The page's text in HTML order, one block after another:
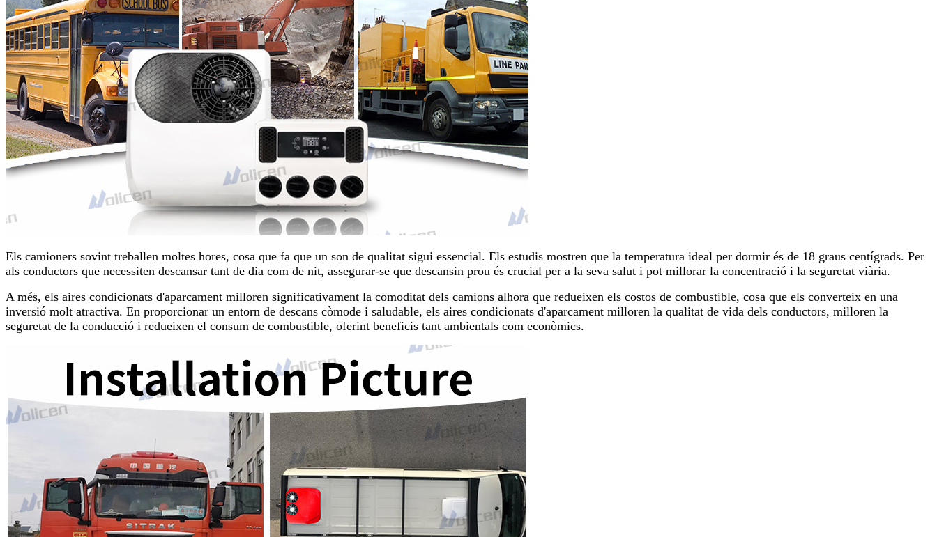
Els camioners sovint treballen moltes hores, cosa que fa que un son de qualitat sigui essencial. Els estudis mostren que la temperatura ideal per dormir és de 18 graus centígrads. Per
als conductors que necessiten descansar tant de dia com de nit, assegurar-se que descansin prou és crucial per a la seva salut i pot millorar la concentració i la seguretat viària.
A més, els aires condicionats d'aparcament milloren significativament la comoditat dels camions alhora que redueixen els costos de combustible, cosa que els converteix en una
inversió molt atractiva. En proporcionar un entorn de descans còmode i saludable, els aires condicionats d'aparcament milloren la qualitat de vida dels conductors, milloren la
seguretat de la conducció i redueixen el consum de combustible, oferint beneficis tant ambientals com econòmics.